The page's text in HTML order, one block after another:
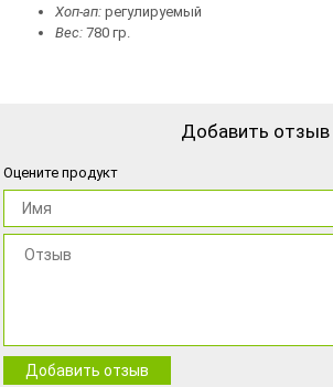
Хоп-ап: регулируемый
Вес: 780 гр.
Добавить отзыв
Оцените продукт
Добавить отзыв